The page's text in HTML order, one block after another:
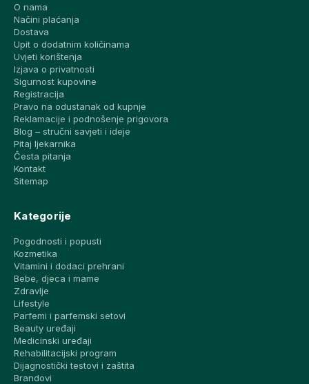
O nama
Načini plaćanja
Dostava
Upit o dodatnim količinama
Uvjeti korištenja
Izjava o privatnosti
Sigurnost kupovine
Registracija
Pravo na odustanak od kupnje
Reklamacije i podnošenje prigovora
Blog – stručni savjeti i ideje
Pitaj ljekarnika
Česta pitanja
Kontakt
Sitemap
Kategorije
Pogodnosti i popusti
Kozmetika
Vitamini i dodaci prehrani
Bebe, djeca i mame
Zdravlje
Lifestyle
Parfemi i parfemski setovi
Beauty uređaji
Medicinski uređaji
Rehabilitacijski program
Dijagnostički testovi i zaštita
Brandovi